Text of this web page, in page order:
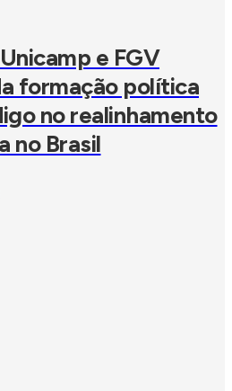
e FGV
formação política
no realinhamento
no Brasil